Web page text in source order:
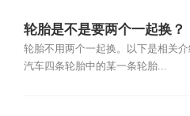
轮胎是不是要两个一起换？
轮胎不用两个一起换。以下是相关
汽车四条轮胎中的某一条轮胎...